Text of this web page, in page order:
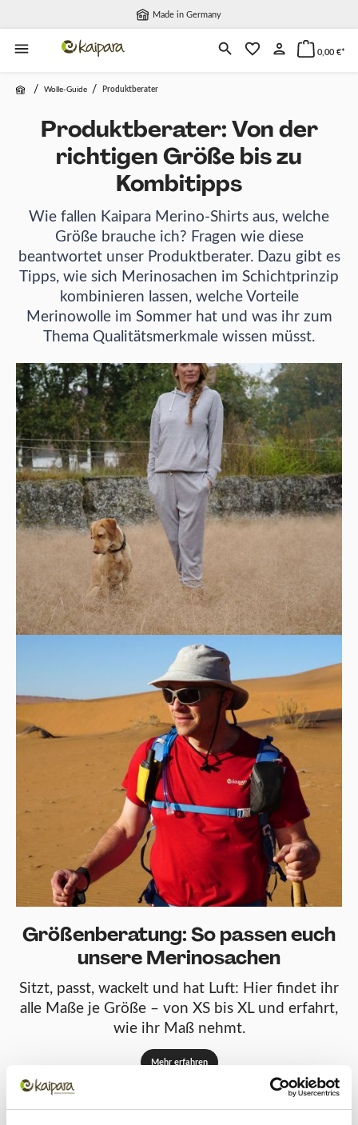
Made in Germany
0,00 €*
/ Wolle-Guide / Produktberater
Produktberater: Von der
richtigen Größe bis zu
Kombitipps
Wie fallen Kaipara Merino-Shirts aus, welche
Größe brauche ich? Fragen wie diese
beantwortet unser Produktberater. Dazu gibt es
Tipps, wie sich Merinosachen im Schichtprinzip
kombinieren lassen, welche Vorteile
Merinowolle im Sommer hat und was ihr zum
Thema Qualitätsmerkmale wissen müsst.
Größenberatung: So passen euch
unsere Merinosachen
Sitzt, passt, wackelt und hat Luft: Hier findet ihr
alle Maße je Größe – von XS bis XL und erfahrt,
wie ihr Maß nehmt.
Mehr erfahren
Merinowolle im Sommer: Cooler